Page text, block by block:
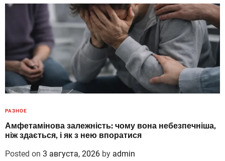
РАЗНОЕ
Амфетамінова залежність: чому вона небезпечніша,
ніж здається, і як з нею впоратися
Posted on 3 августа, 2026 by admin